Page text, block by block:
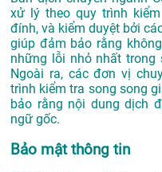
xử lý theo quy trình
đính, và kiểm duyệt bởi
giúp đảm bảo rằng
những lỗi nhỏ nhất
Ngoài ra, các đơn vị
trình kiểm tra song song
bảo rằng nội dung dịch
ngữ gốc.
Bảo mật thông tin